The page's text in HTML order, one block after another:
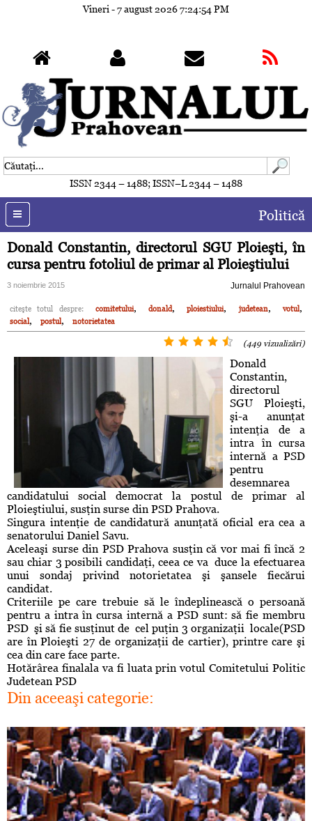
Vineri - 7 august 20267:24:57 PM
ISSN 2344 – 1488; ISSN–L 2344 – 1488
Politică
Donald Constantin, directorul SGU Ploieşti, în
cursa pentru fotoliul de primar al Ploieştiului
3 noiembrie 2015 Jurnalul Prahovean
citeşte totul despre: comitetului, donald, ploiestiului, judetean, votul,
social, postul, notorietatea
(449 vizualizări)
Donald
Constantin,
directorul
SGU Ploieşti,
şi-a anunţat
intenţia de a
intra în cursa
internă a PSD
pentru
desemnarea
candidatului social democrat la postul de primar al
Ploieştiului, susţin surse din PSD Prahova.
Singura intenţie de candidatură anunţată oficial era cea a
senatorului Daniel Savu.
Aceleaşi surse din PSD Prahova susţin că vor mai fi încă 2
sau chiar 3 posibili candidaţi, ceea ce va duce la efectuarea
unui sondaj privind notorietatea şi şansele fiecărui
candidat.
Criteriile pe care trebuie să le îndeplinească o persoană
pentru a intra în cursa internă a PSD sunt: să fie membru
PSD şi să fie susţinut de cel puţin 3 organizaţii locale(PSD
are în Ploieşti 27 de organizaţii de cartier), printre care şi
cea din care face parte.
Hotărârea finalala va fi luata prin votul Comitetului Politic
Judetean PSD
Din aceeaşi categorie: